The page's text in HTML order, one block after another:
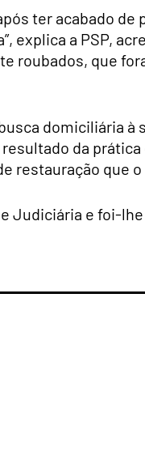
ter acabado
explica a PSP,
roubados, que
domiciliária
da
que o
Judiciária e foi-